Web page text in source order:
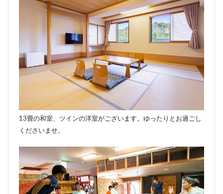
13畳の和室、ツインの洋室がございます。ゆったりとお過ごし
くださいませ。